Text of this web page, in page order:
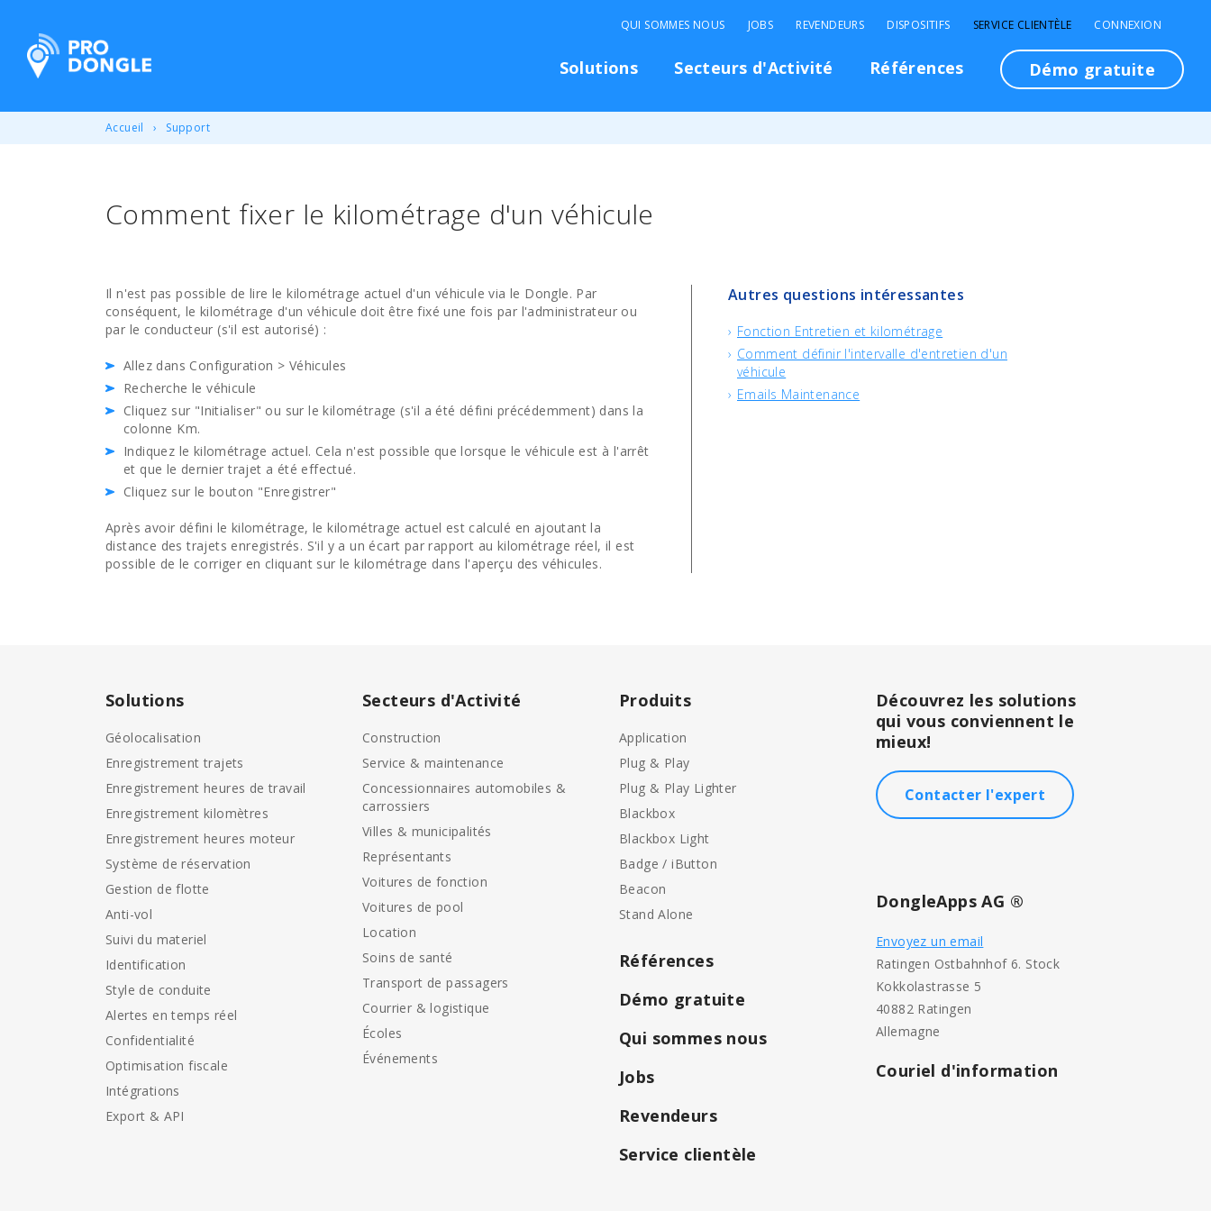
ProDongle Géolocalisation
Solutions Secteurs d'Activité Références Démo gratuite
QUI SOMMES NOUS JOBS REVENDEURS DISPOSITIFS SERVICE CLIENTÈLE CONNEXION
Accueil Support
Comment fixer le kilométrage d'un véhicule
Il n'est pas possible de lire le kilométrage actuel d'un véhicule via le Dongle. Par
conséquent, le kilométrage d'un véhicule doit être fixé une fois par l'administrateur ou
par le conducteur (s'il est autorisé) :
Allez dans Configuration > Véhicules
Recherche le véhicule
Cliquez sur "Initialiser" ou sur le kilométrage (s'il a été défini précédemment) dans la
colonne Km.
Indiquez le kilométrage actuel. Cela n'est possible que lorsque le véhicule est à l'arrêt
et que le dernier trajet a été effectué.
Cliquez sur le bouton "Enregistrer"
Après avoir défini le kilométrage, le kilométrage actuel est calculé en ajoutant la
distance des trajets enregistrés. S'il y a un écart par rapport au kilométrage réel, il est
possible de le corriger en cliquant sur le kilométrage dans l'aperçu des véhicules.
Autres questions intéressantes
Fonction Entretien et kilométrage
Comment définir l'intervalle d'entretien d'un
véhicule
Emails Maintenance
Solutions
Géolocalisation
Enregistrement trajets
Enregistrement heures de travail
Enregistrement kilomètres
Enregistrement heures moteur
Système de réservation
Gestion de flotte
Anti-vol
Suivi du materiel
Identification
Style de conduite
Alertes en temps réel
Confidentialité
Optimisation fiscale
Intégrations
Export & API
Secteurs d'Activité
Construction
Service & maintenance
Concessionnaires automobiles &
carrossiers
Villes & municipalités
Représentants
Voitures de fonction
Voitures de pool
Location
Soins de santé
Transport de passagers
Courrier & logistique
Écoles
Événements
Produits
Application
Plug & Play
Plug & Play Lighter
Blackbox
Blackbox Light
Badge / iButton
Beacon
Stand Alone
Références
Démo gratuite
Qui sommes nous
Jobs
Revendeurs
Service clientèle
Découvrez les solutions
qui vous conviennent le
mieux!
Contacter l'expert
DongleApps AG ®
Envoyez un email
Ratingen Ostbahnhof 6. Stock
Kokkolastrasse 5
40882 Ratingen
Allemagne
Couriel d'information